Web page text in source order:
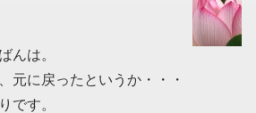
んは。
元に戻ったというか・・・
です。